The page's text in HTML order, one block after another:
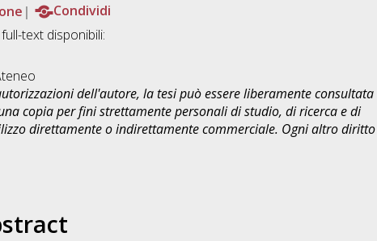
Condividi
text disponibili:
dell'autore, la tesi può essere liberamente consultata
copia per fini strettamente personali di studio, di ricerca e di
direttamente o indirettamente commerciale. Ogni altro diritto